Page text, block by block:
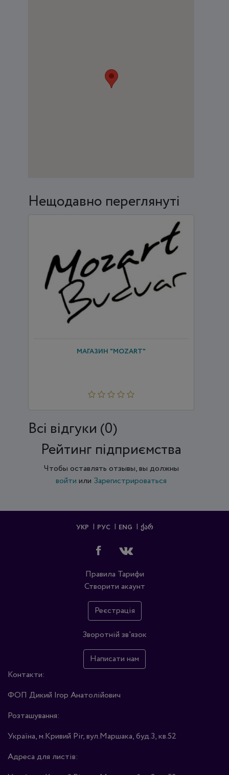
Нещодавно переглянуті
МАГАЗИН "MOZART"
Всi відгуки (0)
Рейтинг підприємства
Чтобы оставлять отзывы, вы должны
войти или Зарегистрироваться
УКР РУС ENG ᲥᲐᲠ
Правила Тарифи
Створити акаунт
Реєстрація
Зворотній зв'язок
Написати нам
Контакти:
ФОП Дикий Ігор Анатолійович
Розташування:
Україна, м.Кривий Ріг, вул.Маршака, буд.3, кв.52
Адреса для листів: